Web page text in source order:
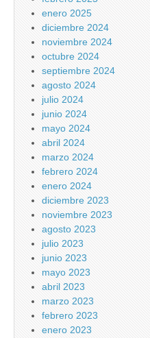
enero 2025
diciembre 2024
noviembre 2024
octubre 2024
septiembre 2024
agosto 2024
julio 2024
junio 2024
mayo 2024
abril 2024
marzo 2024
febrero 2024
enero 2024
diciembre 2023
noviembre 2023
agosto 2023
julio 2023
junio 2023
mayo 2023
abril 2023
marzo 2023
febrero 2023
enero 2023